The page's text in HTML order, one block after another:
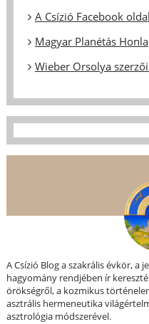
A Csízió Facebook
Magyar Planétás
Wieber Orsolya
A Csízió Blog a szakrális évkör, a
hagyomány rendjében ír
örökségről, a kozmikus
asztrális hermeneutika
asztrológia módszerével.